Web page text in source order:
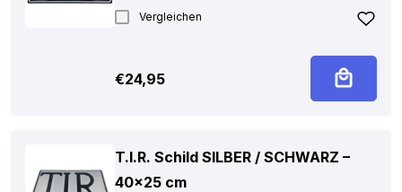
Vergleichen
€24,95
T.I.R. Schild SILBER / SCHWARZ –
40×25 cm